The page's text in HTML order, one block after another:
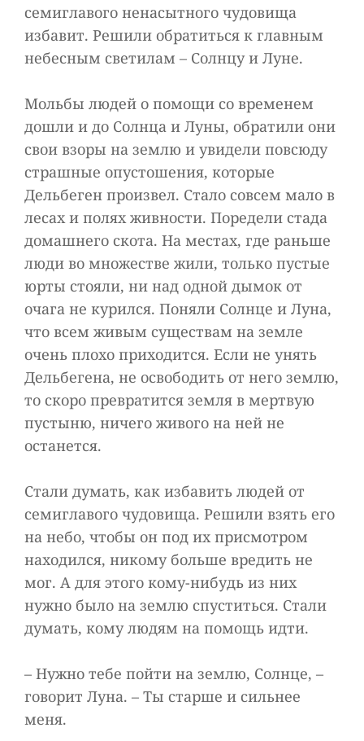
семиглавого ненасытного чудовища
избавит. Решили обратиться к главным
небесным светилам – Солнцу и Луне.
Мольбы людей о помощи со временем
дошли и до Солнца и Луны, обратили они
свои взоры на землю и увидели повсюду
страшные опустошения, которые
Дельбеген произвел. Стало совсем мало в
лесах и полях живности. Поредели стада
домашнего скота. На местах, где раньше
люди во множестве жили, только пустые
юрты стояли, ни над одной дымок от
очага не курился. Поняли Солнце и Луна,
что всем живым существам на земле
очень плохо приходится. Если не унять
Дельбегена, не освободить от него землю,
то скоро превратится земля в мертвую
пустыню, ничего живого на ней не
останется.
Стали думать, как избавить людей от
семиглавого чудовища. Решили взять его
на небо, чтобы он под их присмотром
находился, никому больше вредить не
мог. А для этого кому-нибудь из них
нужно было на землю спуститься. Стали
думать, кому людям на помощь идти.
– Нужно тебе пойти на землю, Солнце, –
говорит Луна. – Ты старше и сильнее
меня.